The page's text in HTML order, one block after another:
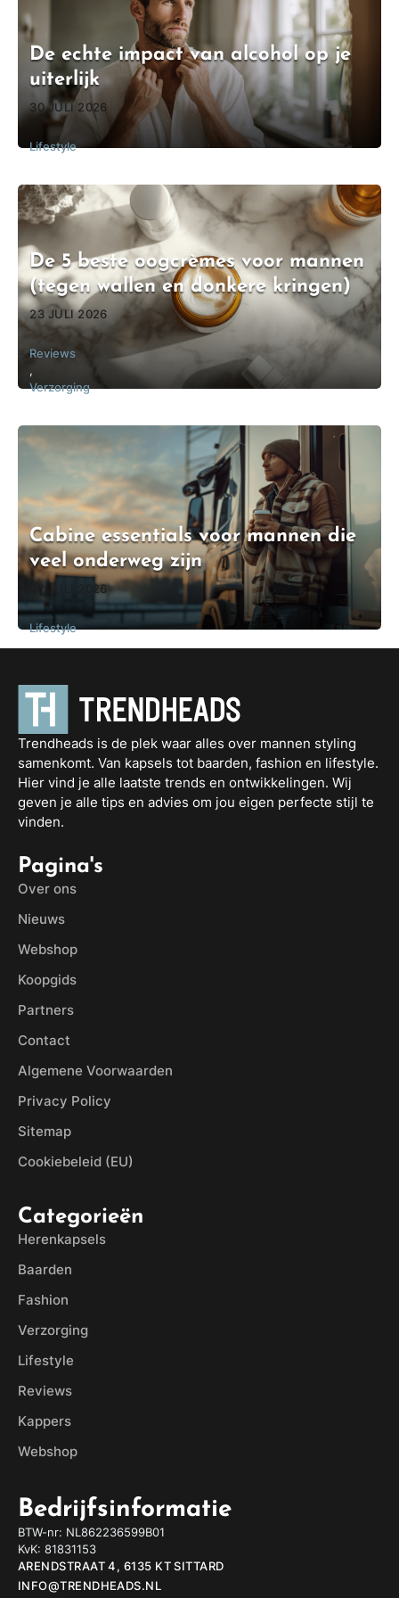
De echte impact van alcohol op je
uiterlijk
30 JULI 2026
Lifestyle
De 5 beste oogcrèmes voor mannen
(tegen wallen en donkere kringen)
23 JULI 2026
Reviews
,
Verzorging
Cabine essentials voor mannen die
veel onderweg zijn
22 JULI 2026
Lifestyle
Trendheads is de plek waar alles over mannen styling
samenkomt. Van kapsels tot baarden, fashion en lifestyle.
Hier vind je alle laatste trends en ontwikkelingen. Wij
geven je alle tips en advies om jou eigen perfecte stijl te
vinden.
Pagina's
Over ons
Nieuws
Webshop
Koopgids
Partners
Contact
Algemene Voorwaarden
Privacy Policy
Sitemap
Cookiebeleid (EU)
Categorieën
Herenkapsels
Baarden
Fashion
Verzorging
Lifestyle
Reviews
Kappers
Webshop
Bedrijfsinformatie
BTW-nr: NL862236599B01
KvK: 81831153
ARENDSTRAAT 4, 6135 KT SITTARD
INFO@TRENDHEADS.NL